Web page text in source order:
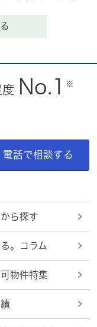
度 No.1 ※
電話で相談する
ら探す
。コラム
物件特集